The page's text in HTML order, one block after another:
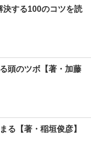
する100のコツを読
頭のツボ【著・加藤
る【著・稲垣俊彦】